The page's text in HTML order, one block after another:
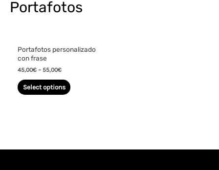
Portafotos
Portafotos personalizado
con frase
45,00€ – 55,00€
Select options